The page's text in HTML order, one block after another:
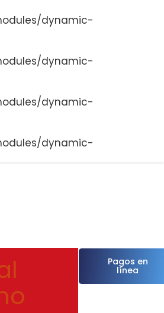
dynamic-
dynamic-
dynamic-
dynamic-
Pagos en
línea